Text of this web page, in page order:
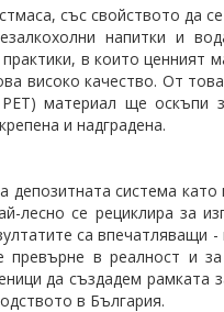
със свойството да
напитки и
в които ценният
високо качество. От
материал ще оскъпи
и надградена.
депозитната система като
лесно се рециклира за
са впечатляващи -
в реалност и за
да създадем рамката
в България.